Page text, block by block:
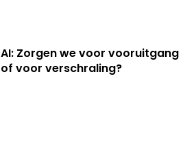
AI: Zorgen we voor vooruitgang
of voor verschraling?